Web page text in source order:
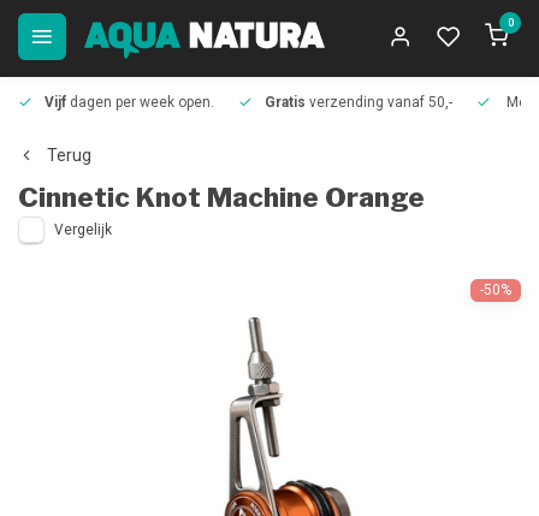
0
Vijf dagen per week open. Gratis verzending vanaf 50,-
Terug
Cinnetic Knot Machine Orange
Vergelijk
-50%